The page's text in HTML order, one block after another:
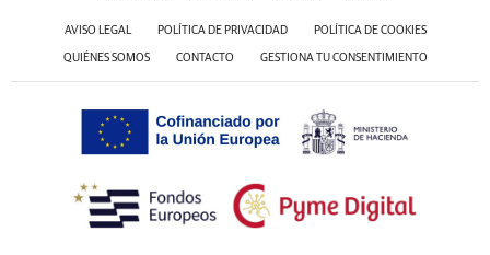
AVISO LEGAL POLÍTICA DE PRIVACIDAD POLÍTICA DE COOKIES
QUIÉNES SOMOS CONTACTO GESTIONA TU CONSENTIMIENTO